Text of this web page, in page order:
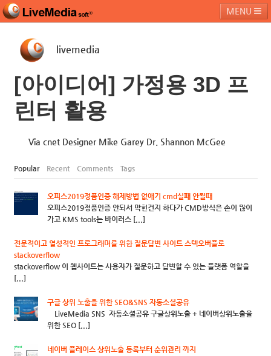
MENU
페밀리 사이트
livemedia
[아이디어] 가정용 3D 프
린터 활용
Via cnet Designer Mike Garey Dr. Shannon McGee
Popular Recent Comments Tags
오피스2019정품인증 해제방법 없애기 cmd실패 안될때
오피스2019정품인증 안되서 막힌건지 하다가 CMD방식은 손이 많이
가고 KMS tools는 바이러스 [...]
전문적이고 열성적인 프로그래머를 위한 질문답변 사이트 스텍오버플로
stackoverflow
stackoverflow 이 웹사이트는 사용자가 질문하고 답변할 수 있는 플랫폼 역할을
[...]
구글 상위 노출을 위한 SEO&SNS 자동소셜공유
LiveMedia SNS 자동소셜공유 구글상위노출 + 네이버상위노출을
위한 SEO [...]
네이버 플레이스 상위노출 등록부터 순위관리 까지